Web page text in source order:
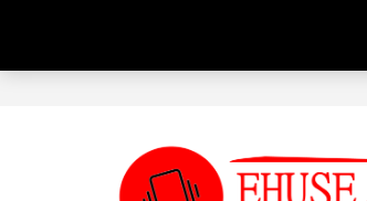
conținut